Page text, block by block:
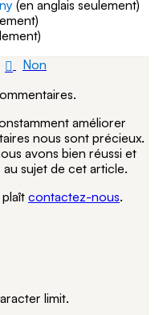
(en anglais seulement)
Non
améliorer
nous sont précieux.
avons bien réussi et
sujet de cet article.
contactez-nous.
limit.